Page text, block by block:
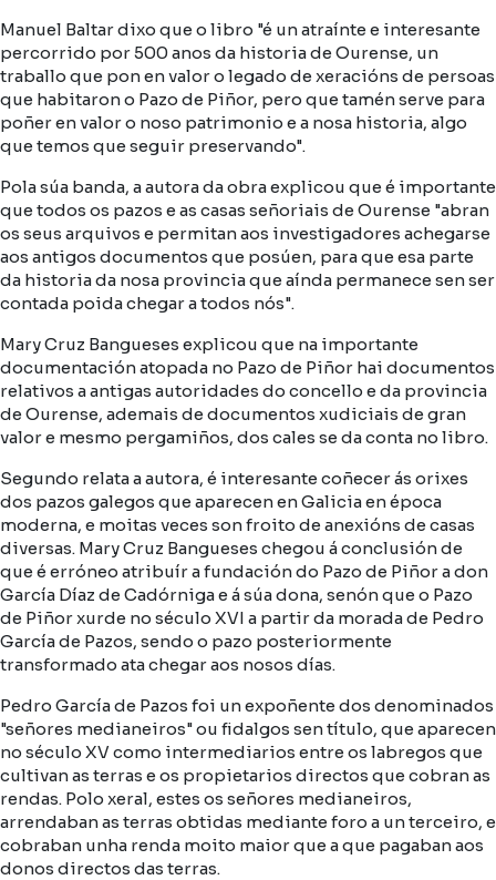
Manuel Baltar dixo que o libro "é un atraínte e interesante
percorrido por 500 anos da historia de Ourense, un
traballo que pon en valor o legado de xeracións de persoas
que habitaron o Pazo de Piñor, pero que tamén serve para
poñer en valor o noso patrimonio e a nosa historia, algo
que temos que seguir preservando".
Pola súa banda, a autora da obra explicou que é importante
que todos os pazos e as casas señoriais de Ourense "abran
os seus arquivos e permitan aos investigadores achegarse
aos antigos documentos que posúen, para que esa parte
da historia da nosa provincia que aínda permanece sen ser
contada poida chegar a todos nós".
Mary Cruz Bangueses explicou que na importante
documentación atopada no Pazo de Piñor hai documentos
relativos a antigas autoridades do concello e da provincia
de Ourense, ademais de documentos xudiciais de gran
valor e mesmo pergamiños, dos cales se da conta no libro.
Segundo relata a autora, é interesante coñecer ás orixes
dos pazos galegos que aparecen en Galicia en época
moderna, e moitas veces son froito de anexións de casas
diversas. Mary Cruz Bangueses chegou á conclusión de
que é erróneo atribuír a fundación do Pazo de Piñor a don
García Díaz de Cadórniga e á súa dona, senón que o Pazo
de Piñor xurde no século XVI a partir da morada de Pedro
García de Pazos, sendo o pazo posteriormente
transformado ata chegar aos nosos días.
Pedro García de Pazos foi un expoñente dos denominados
"señores medianeiros" ou fidalgos sen título, que aparecen
no século XV como intermediarios entre os labregos que
cultivan as terras e os propietarios directos que cobran as
rendas. Polo xeral, estes os señores medianeiros,
arrendaban as terras obtidas mediante foro a un terceiro, e
cobraban unha renda moito maior que a que pagaban aos
donos directos das terras.